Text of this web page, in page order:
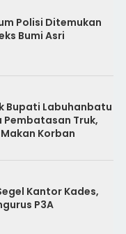
Polisi Ditemukan
Bumi Asri
Bupati Labuhanbatu
Pembatasan Truk,
Korban
Kantor Kades,
P3A